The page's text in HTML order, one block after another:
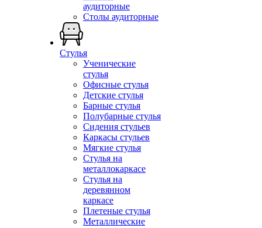
аудиторные
Столы аудиторные
Стулья
Ученические
стулья
Офисные стулья
Детские стулья
Барные стулья
Полубарные стулья
Сидения стульев
Каркасы стульев
Мягкие стулья
Стулья на
металлокаркасе
Стулья на
деревянном
каркасе
Плетеные стулья
Металлические